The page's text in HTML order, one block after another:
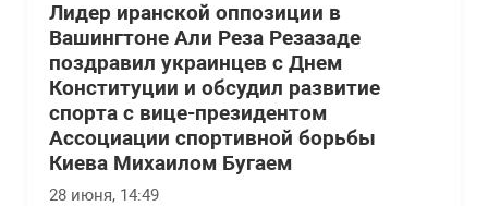
Лидер иранской оппозиции в
Вашингтоне Али Реза Резазаде
поздравил украинцев с Днем
Конституции и обсудил развитие
спорта с вице-президентом
Ассоциации спортивной борьбы
Киева Михаилом Бугаем
28 июня, 14:49